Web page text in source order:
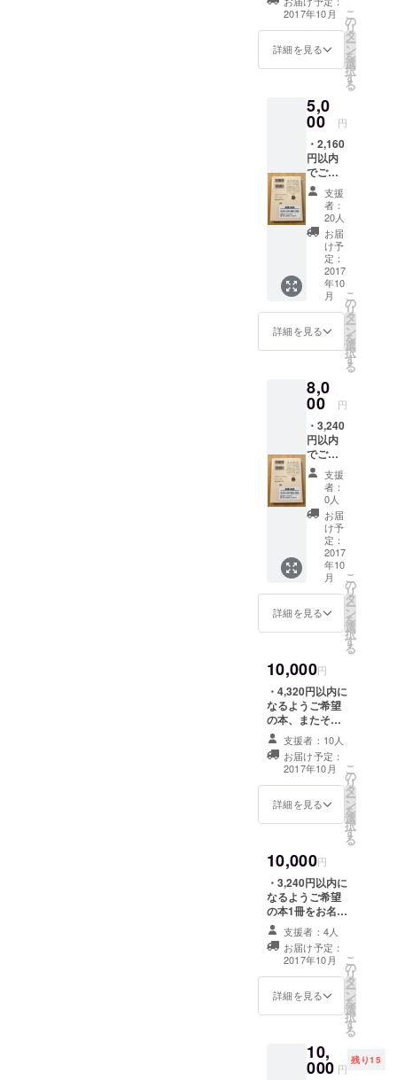
して個性を
重なりあえ
るコワーキ
ングスペー
そんな夢の
ような場所
『佳日図書
館』を実現
させたいで
す。
図書館
HP、ス
ペシャ
ルサン
屋)いずれか。 前
後15分を準備時
間として差し上
げます。（実質
期間、図書館利
用なんどでも利
メール ・佳日図
書館HP、スペ
シャルサンクス
に記載
2017年10月
詳細を見る
こ
の
リ
タ
ー
ン
を
選
択
す
る
5,0
00 円
・2,160
円以内
でご希
望の1冊
をお名
前＋一
言つき
で蔵書
とさせ
ていた
だきま
す ・
オープ
ン〜
2017/10
/31(火)
図書館
利用な
んどで
も利用
可 ・
【CAM
PFIRE
限定】
よし
ろーネ
タ名刺
・サン
クス
メール
・佳日
図書館
HP、ス
記載
支援
者：
20人
お届
け予
定：
2017
年10
月
詳細を見る
こ
の
リ
タ
ー
ン
を
選
択
す
る
8,0
00 円
・3,240
円以内
でご希
望の1冊
をお名
前＋一
言つき
で蔵書
とさせ
ていた
だきま
す ・
オープ
ン〜
2017/11
/30(木)
図書館
利用な
んどで
も利用
可 ・
【クラ
ウド
ファン
ディン
定】よ
しろー
ンクス
メール
・佳日
図書館
HP、ス
ペシャ
ルサン
クスに
記載
支援
者：
0人
お届
け予
定：
2017
年10
月
詳細を見る
こ
の
リ
タ
ー
ン
を
選
択
す
る
10,000円
・4,320円以内に
なるようご希望
の本、またその
冊数をお名前＋
一言つきで蔵書
とさせていただ
きます ・オープ
ン〜
2017/11/30(木)
ドファンディン
グ限定】よし
ろーネタ名刺 ・
サンクスレター
(手書き) ・佳日
図書館HP、支援
者として記載
支援者：10人
お届け予定：
2017年10月
詳細を見る
こ
の
リ
タ
ー
ン
を
選
択
す
る
10,000円
・3,240円以内に
なるようご希望
の本1冊をお名前
＋一言つきで蔵
書とさせていた
だきます ・オー
プン〜
2017/12/21(木)
期間、図書館利
グ限定】よし
ろーネタ名刺 ・
支援者：4人
お届け予定：
2017年10月
詳細を見る
こ
の
リ
タ
ー
ン
を
選
択
す
る
10,
000 円
残り15